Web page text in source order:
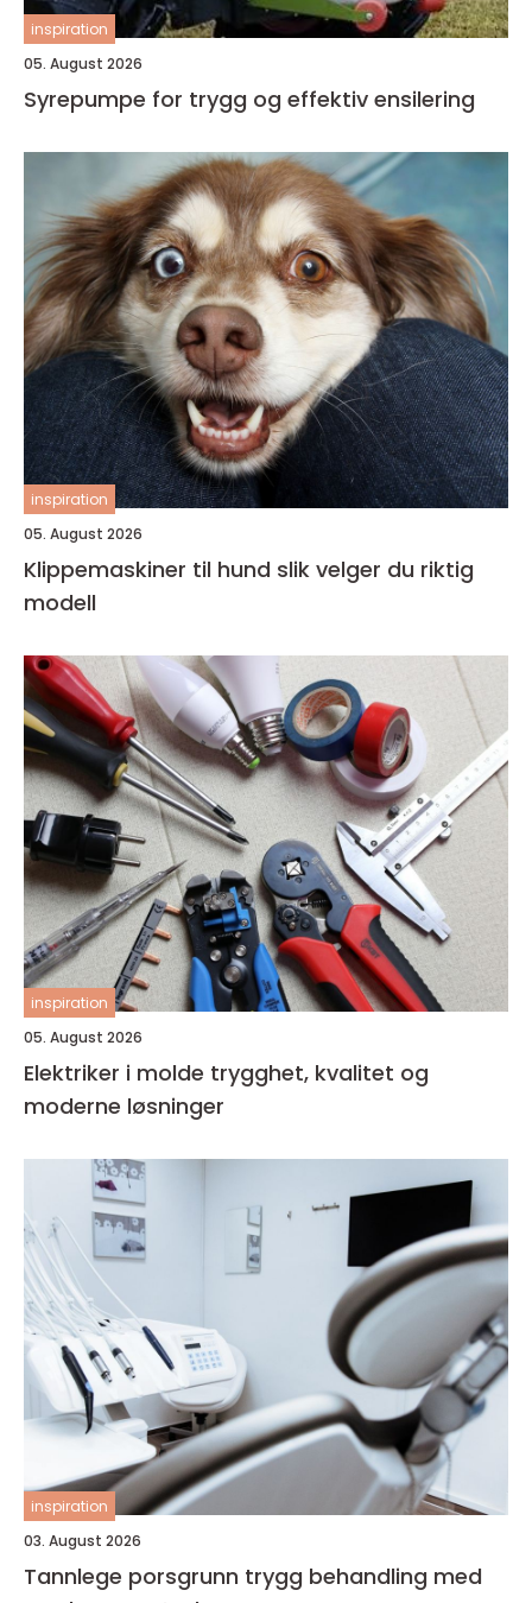
inspiration
05. August 2026
Syrepumpe for trygg og effektiv ensilering
inspiration
05. August 2026
Klippemaskiner til hund slik velger du riktig
modell
inspiration
05. August 2026
Elektriker i molde trygghet, kvalitet og
moderne løsninger
inspiration
03. August 2026
Tannlege porsgrunn trygg behandling med